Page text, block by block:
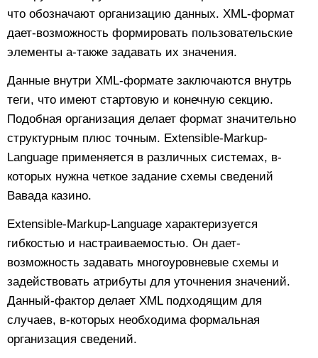
что обозначают организацию данных. XML-формат
дает-возможность формировать пользовательские
элементы а-также задавать их значения.
Данные внутри XML-формате заключаются внутрь
теги, что имеют стартовую и конечную секцию.
Подобная организация делает формат значительно
структурным плюс точным. Extensible-Markup-
Language применяется в различных системах, в-
которых нужна четкое задание схемы сведений
Вавада казино.
Extensible-Markup-Language характеризуется
гибкостью и настраиваемостью. Он дает-
возможность задавать многоуровневые схемы и
задействовать атрибуты для уточнения значений.
Данный-фактор делает XML подходящим для
случаев, в-которых необходима формальная
организация сведений.